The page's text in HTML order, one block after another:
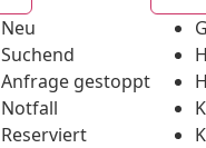
Neu
Suchend
Anfrage gestoppt
Notfall
Reserviert